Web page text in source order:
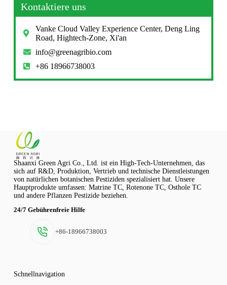
Kontaktiere uns
Vanke Cloud Valley Experience Center, Deng Ling
Road, Hightech-Zone, Xi'an
info@greenagribio.com
+86 18966738003
Shaanxi Green Agri Co., Ltd. ist ein High-Tech-Unternehmen, das
sich auf R&D, Produktion, Vertrieb und technische Dienstleistungen
von natürlichen botanischen Pestiziden spezialisiert hat. Unsere
Hauptprodukte umfassen: Matrine TC, Rotenone TC, Osthole TC
und andere Pflanzen Pestizide beziehen.
24/7 Gebührenfreie Hilfe
+86-18966738003
Schnellnavigation